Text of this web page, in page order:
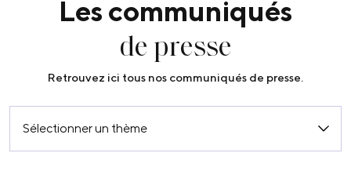
Les communiqués
de presse
Retrouvez ici tous nos communiqués de presse.
Sélectionner un thème